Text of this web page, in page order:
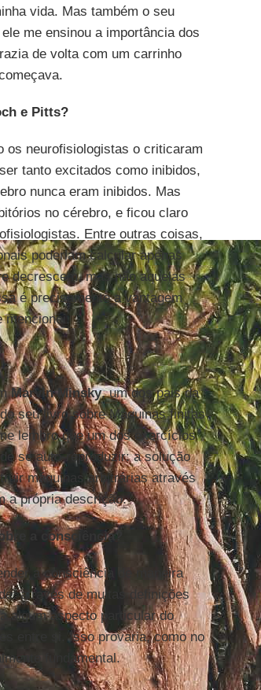
vida. Mas também o seu
me ensinou a importância dos
de volta com um carrinho
e Pitts?
os neurofisiologistas o criticaram
tanto excitados como inibidos,
nunca eram inibidos. Mas
no cérebro, e ficou claro
Entre outras coisas,
poderiam calcular apenas
decrescem, mas não aquelas
é precisamente a vantagem
Marvin Minsky, um dos pais da
seu livro sobre Máquinas finitas
lembro que um dos exercícios
se auto-reproduzir: a solução
máquinas arbitrárias através
a própria descrição.
a consciência?
a consciência de maneira
através de muitas definições
algum aspecto particular do
entre si. Isso provaria, como no
fundamental.